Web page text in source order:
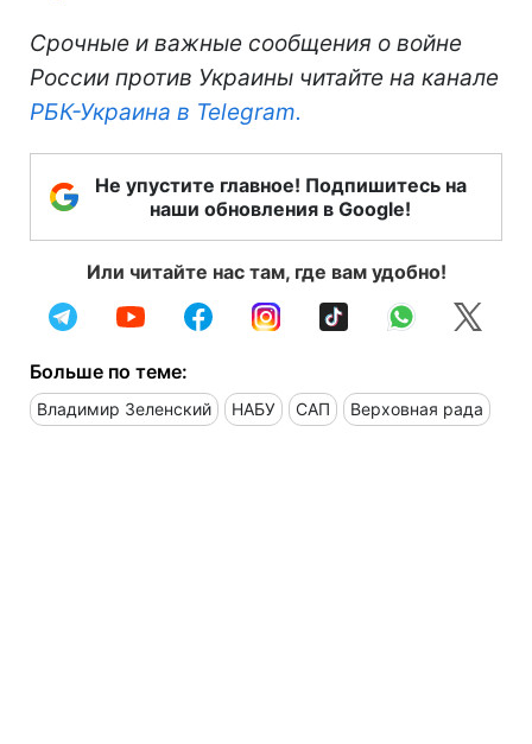
Срочные и важные сообщения о войне
России против Украины читайте на канале
РБК-Украина в Telegram.
Не упустите главное! Подпишитесь на
наши обновления в Google!
Или читайте нас там, где вам удобно!
Больше по теме:
Владимир Зеленский НАБУ САП Верховная рада